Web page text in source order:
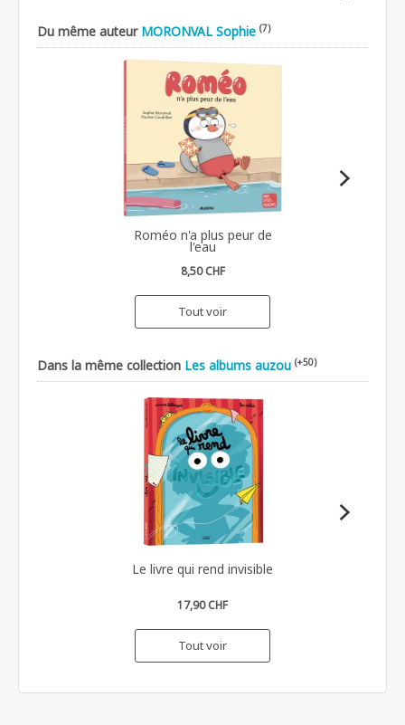
Du même auteur MORONVAL Sophie (7)
Roméo n'a plus peur de
l'eau
8,50 CHF
Tout voir
Dans la même collection Les albums auzou (+50)
Le livre qui rend invisible
17,90 CHF
Tout voir